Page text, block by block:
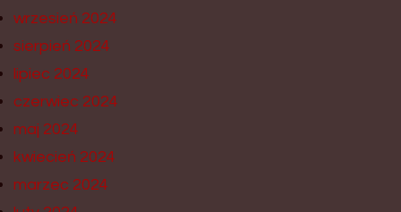
wrzesień 2024
sierpień 2024
lipiec 2024
czerwiec 2024
maj 2024
kwiecień 2024
marzec 2024